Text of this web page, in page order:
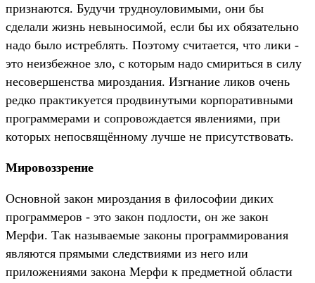
признаются. Будучи трудноуловимыми, они бы
сделали жизнь невыносимой, если бы их обязательно
надо было истреблять. Поэтому считается, что лики -
это неизбежное зло, с которым надо смириться в силу
несовершенства мироздания. Изгнание ликов очень
редко практикуется продвинутыми корпоративными
программерами и сопровождается явлениями, при
которых непосвящённому лучше не присутствовать.
Мировоззрение
Основной закон мироздания в философии диких
программеров - это закон подлости, он же закон
Мерфи. Так называемые законы программирования
являются прямыми следствиями из него или
приложениями закона Мерфи к предметной области